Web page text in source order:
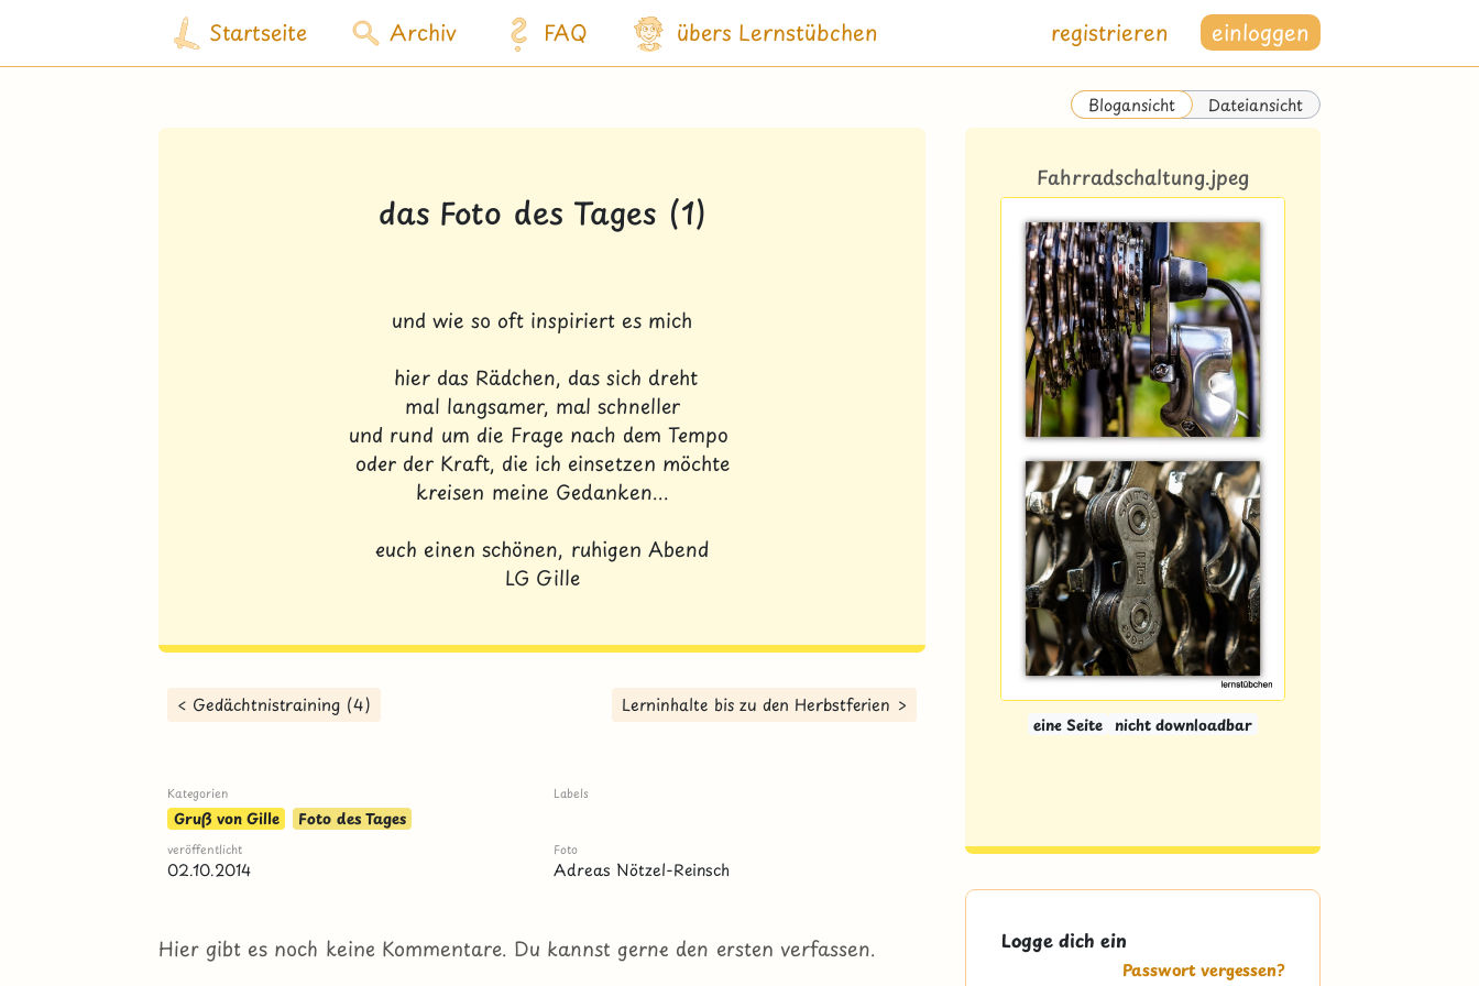
Startseite Archiv FAQ übers Lernstübchen registrieren einloggen
Blogansicht Dateiansicht
das Foto des Tages (1)
und wie so oft inspiriert es mich
hier das Rädchen, das sich dreht
mal langsamer, mal schneller
und rund um die Frage nach dem Tempo
oder der Kraft, die ich einsetzen möchte
kreisen meine Gedanken...
euch einen schönen, ruhigen Abend
LG Gille
< Gedächtnistraining (4) Lerninhalte bis zu den Herbstferien >
Kategorien
Gruß von Gille Foto des Tages
Labels
veröffentlicht
02.10.2014
Foto
Adreas Nötzel-Reinsch
Hier gibt es noch keine Kommentare. Du kannst gerne den ersten verfassen.
Fahrradschaltung.jpeg
eine Seite nicht downloadbar
Logge dich ein
Passwort vergessen?